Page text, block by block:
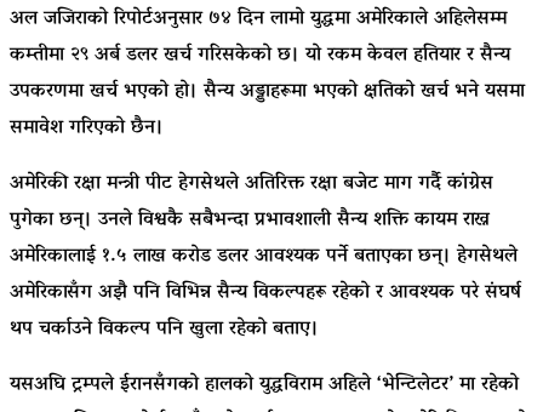
अल जजिराको रिपोर्टअनुसार ७४ दिन लामो युद्धमा अमेरिकाले अहिलेसम्म
कम्तीमा २९ अर्ब डलर खर्च गरिसकेको छ। यो रकम केवल हतियार र सैन्य
उपकरणमा खर्च भएको हो। सैन्य अड्डाहरूमा भएको क्षतिको खर्च भने यसमा
समावेश गरिएको छैन।
अमेरिकी रक्षा मन्त्री पीट हेगसेथले अतिरिक्त रक्षा बजेट माग गर्दै कांग्रेस
पुगेका छन्। उनले विश्वकै सबैभन्दा प्रभावशाली सैन्य शक्ति कायम राख्न
अमेरिकालाई १.५ लाख करोड डलर आवश्यक पर्ने बताएका छन्। हेगसेथले
अमेरिकासँग अझै पनि विभिन्न सैन्य विकल्पहरू रहेको र आवश्यक परे संघर्ष
थप चर्काउने विकल्प पनि खुला रहेको बताए।
यसअघि ट्रम्पले ईरानसँगको हालको युद्धविराम अहिले ‘भेन्टिलेटर’ मा रहेको